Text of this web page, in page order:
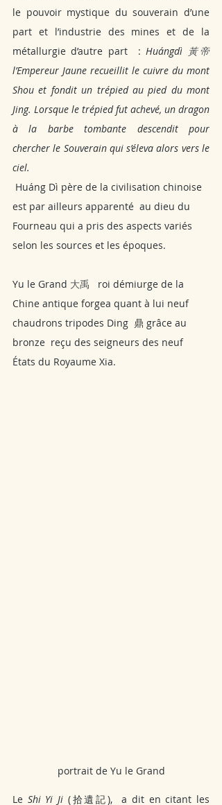
le pouvoir mystique du souverain d’une
part et l’industrie des mines et de la
métallurgie d’autre part  : Huángdì
黃帝
l’Empereur Jaune recueillit le cuivre du mont
Shou et fondit un trépied au pied du mont
Jing. Lorsque le trépied fut achevé, un dragon
à la barbe tombante descendit pour
chercher le Souverain qui s’éleva alors vers le
ciel.
est par ailleurs apparenté  au dieu du
Fourneau qui a pris des aspects variés
selon les sources et les époques.
Yu le Grand 大禹 roi démiurge de la
Chine antique forgea quant à lui neuf
chaudrons tripodes Ding  鼎 grâce au
bronze  reçu des seigneurs des neuf
États du Royaume Xia.
portrait de Yu le Grand
Le Shi Yi Ji